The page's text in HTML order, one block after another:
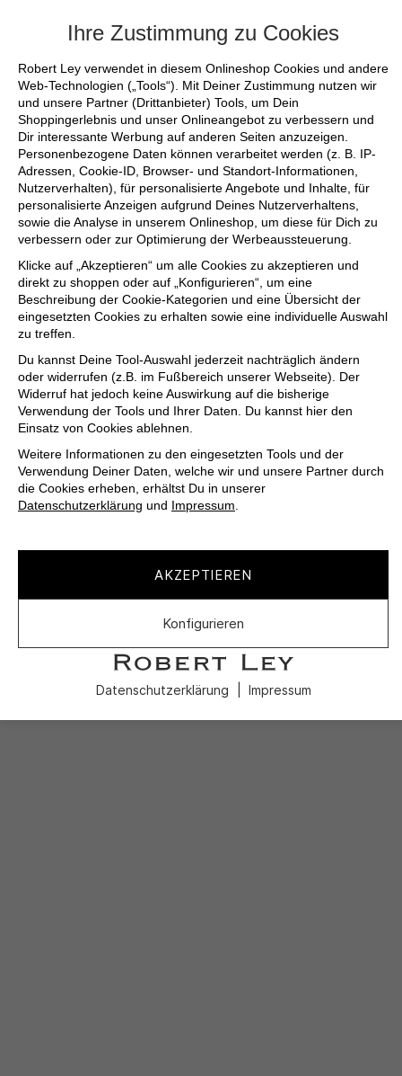
Ihre Zustimmung zu Cookies
Robert Ley verwendet in diesem Onlineshop Cookies und andere
Web-Technologien („Tools“). Mit Deiner Zustimmung nutzen wir
und unsere Partner (Drittanbieter) Tools, um Dein
Shoppingerlebnis und unser Onlineangebot zu verbessern und
Dir interessante Werbung auf anderen Seiten anzuzeigen.
Personenbezogene Daten können verarbeitet werden (z. B. IP-
Adressen, Cookie-ID, Browser- und Standort-Informationen,
Nutzerverhalten), für personalisierte Angebote und Inhalte, für
personalisierte Anzeigen aufgrund Deines Nutzerverhaltens,
sowie die Analyse in unserem Onlineshop, um diese für Dich zu
verbessern oder zur Optimierung der Werbeaussteuerung.
Klicke auf „Akzeptieren“ um alle Cookies zu akzeptieren und
direkt zu shoppen oder auf „Konfigurieren“, um eine
Beschreibung der Cookie-Kategorien und eine Übersicht der
eingesetzten Cookies zu erhalten sowie eine individuelle Auswahl
zu treffen.
Du kannst Deine Tool-Auswahl jederzeit nachträglich ändern
oder widerrufen (z.B. im Fußbereich unserer Webseite). Der
Widerruf hat jedoch keine Auswirkung auf die bisherige
Verwendung der Tools und Ihrer Daten. Du kannst hier den
Einsatz von Cookies ablehnen.
Weitere Informationen zu den eingesetzten Tools und der
Verwendung Deiner Daten, welche wir und unsere Partner durch
die Cookies erheben, erhältst Du in unserer
Datenschutzerklärung und Impressum.
AKZEPTIEREN
Konfigurieren
Datenschutzerklärung Impressum